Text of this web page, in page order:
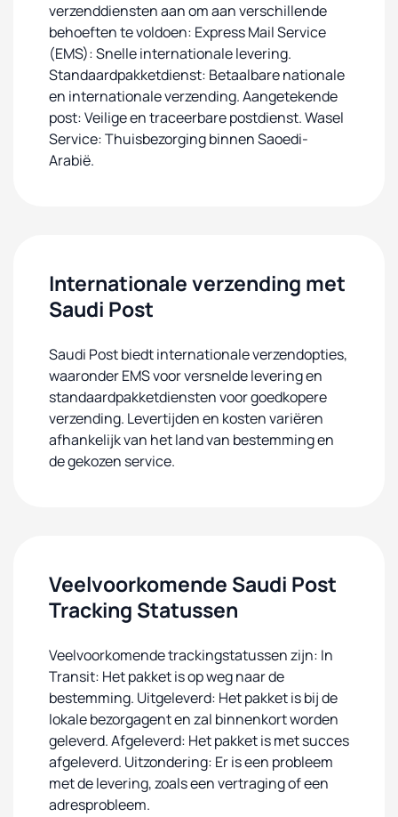
verzenddiensten aan om aan verschillende
behoeften te voldoen: Express Mail Service
(EMS): Snelle internationale levering.
Standaardpakketdienst: Betaalbare nationale
en internationale verzending. Aangetekende
post: Veilige en traceerbare postdienst. Wasel
Service: Thuisbezorging binnen Saoedi-
Arabië.
Internationale verzending met
Saudi Post
Saudi Post biedt internationale verzendopties,
waaronder EMS voor versnelde levering en
standaardpakketdiensten voor goedkopere
verzending. Levertijden en kosten variëren
afhankelijk van het land van bestemming en
de gekozen service.
Veelvoorkomende Saudi Post
Tracking Statussen
Veelvoorkomende trackingstatussen zijn: In
Transit: Het pakket is op weg naar de
bestemming. Uitgeleverd: Het pakket is bij de
lokale bezorgagent en zal binnenkort worden
geleverd. Afgeleverd: Het pakket is met succes
afgeleverd. Uitzondering: Er is een probleem
met de levering, zoals een vertraging of een
adresprobleem.